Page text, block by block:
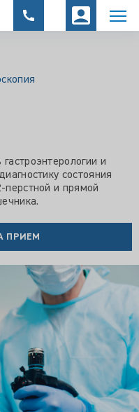
и
состояния
и прямой
ПРИЕМ